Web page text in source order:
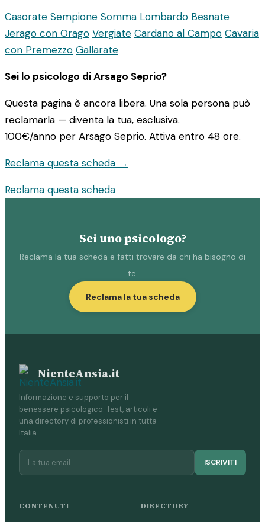
Casorate Sempione Somma Lombardo Besnate
Jerago con Orago Vergiate Cardano al Campo Cavaria
con Premezzo Gallarate
Sei lo psicologo di Arsago Seprio?
Questa pagina è ancora libera. Una sola persona può
reclamarla — diventa la tua, esclusiva.
100€/anno per Arsago Seprio. Attiva entro 48 ore.
Reclama questa scheda →
Reclama questa scheda
Sei uno psicologo?
Reclama la tua scheda e fatti trovare da chi ha bisogno di
te.
Reclama la tua scheda
NienteAnsia.it
Informazione e supporto per il
benessere psicologico. Test, articoli e
una directory di professionisti in tutta
Italia.
ISCRIVITI
CONTENUTI DIRECTORY